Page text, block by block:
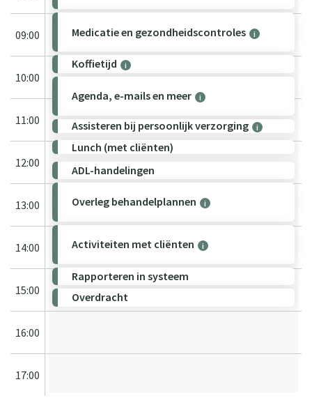
09:00
10:00
11:00
12:00
13:00
14:00
15:00
16:00
17:00
Medicatie en gezondheidscontroles i
Koffietijd i
Agenda, e-mails en meer i
Assisteren bij persoonlijk verzorging i
Lunch (met cliënten)
ADL-handelingen
Overleg behandelplannen i
Activiteiten met cliënten i
Rapporteren in systeem
Overdracht